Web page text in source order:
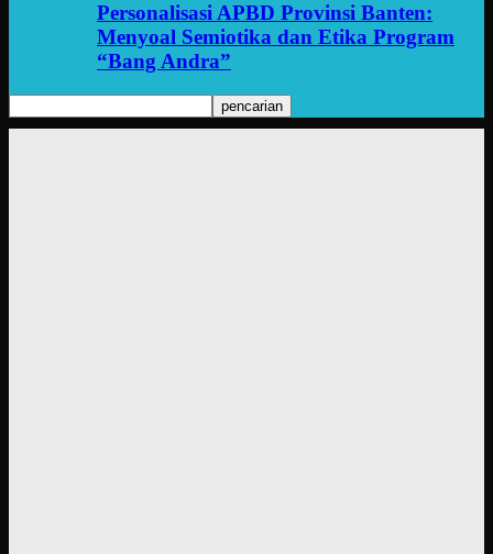
Personalisasi APBD Provinsi Banten:
Menyoal Semiotika dan Etika Program
“Bang Andra”